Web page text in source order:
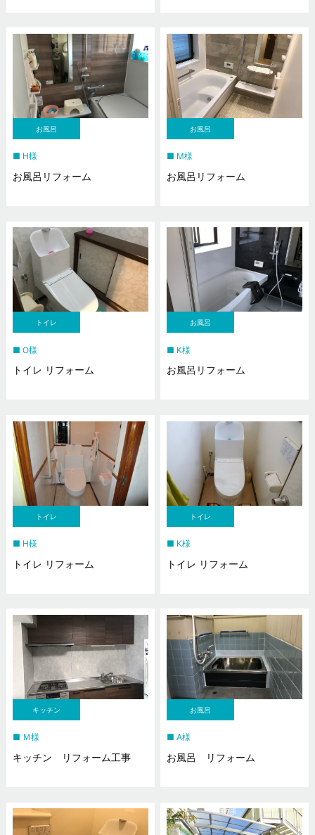
お風呂
H様
お風呂リフォーム
お風呂
M様
お風呂リフォーム
トイレ
O様
トイレ リフォーム
お風呂
K様
お風呂リフォーム
トイレ
H様
トイレ リフォーム
トイレ
K様
トイレ リフォーム
キッチン
Ｍ様
キッチン リフォーム工事
お風呂
A様
お風呂 リフォーム